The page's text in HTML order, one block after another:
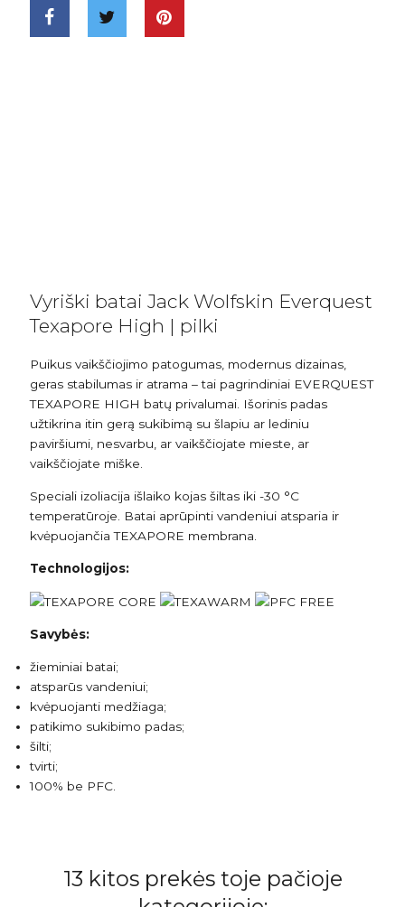
Vyriški batai Jack Wolfskin Everquest
Texapore High | pilki
Puikus vaikščiojimo patogumas, modernus dizainas,
geras stabilumas ir atrama – tai pagrindiniai EVERQUEST
TEXAPORE HIGH batų privalumai. Išorinis padas
užtikrina itin gerą sukibimą su šlapiu ar lediniu
paviršiumi, nesvarbu, ar vaikščiojate mieste, ar
vaikščiojate miške.
Speciali izoliacija išlaiko kojas šiltas iki -30 °C
temperatūroje. Batai aprūpinti vandeniui atsparia ir
kvėpuojančia TEXAPORE membrana.
Technologijos:
Savybės:
žieminiai batai;
atsparūs vandeniui;
kvėpuojanti medžiaga;
patikimo sukibimo padas;
šilti;
tvirti;
100% be PFC.
13 kitos prekės toje pačioje